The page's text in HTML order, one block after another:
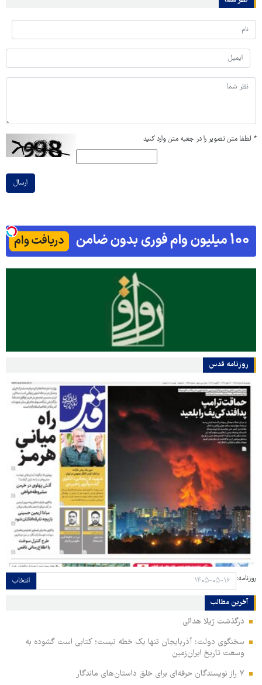
* لطفا متن تصویر را در جعبه متن وارد کنید
ارسال
روزنامه قدس
روزنامه: انتخاب
آخرین مطالب
درگذشت ژیلا هدائی
سخنگوی دولت: آذربایجان تنها یک خطه نیست؛ کتابی است گشوده به
وسعت تاریخ ایران‌زمین
۷ راز نویسندگان حرفه‌ای برای خلق داستان‌های ماندگار